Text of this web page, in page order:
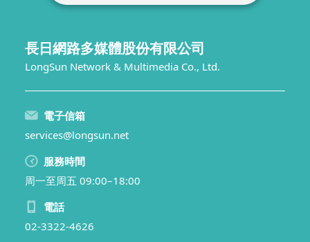
長日網路多媒體股份有限公司
LongSun Network & Multimedia Co., Ltd.
電子信箱
services@longsun.net
服務時間
周一至周五 09:00–18:00
電話
02-3322-4626